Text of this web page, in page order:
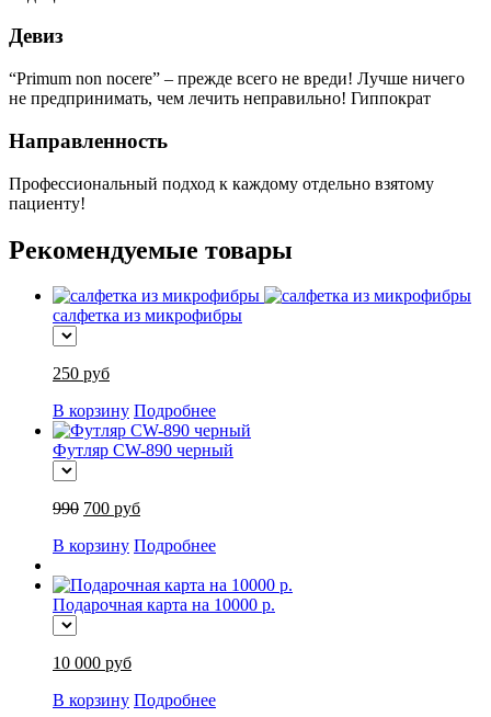
Девиз
“Primum non nocere” – прежде всего не вреди! Лучше ничего
не предпринимать, чем лечить неправильно! Гиппократ
Направленность
Профессиональный подход к каждому отдельно взятому
пациенту!
Рекомендуемые товары
салфетка из микрофибры
250 руб
В корзину Подробнее
Футляр CW-890 черный
990 700 руб
В корзину Подробнее
Подарочная карта на 10000 р.
10 000 руб
В корзину Подробнее